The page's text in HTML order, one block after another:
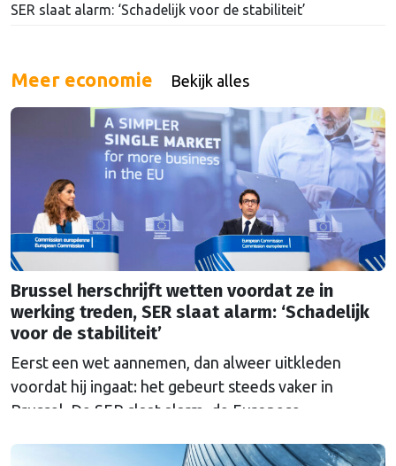
SER slaat alarm: ‘Schadelijk voor de stabiliteit’
Meer economie Bekijk alles
Brussel herschrijft wetten voordat ze in
werking treden, SER slaat alarm: ‘Schadelijk
voor de stabiliteit’
Eerst een wet aannemen, dan alweer uitkleden
voordat hij ingaat: het gebeurt steeds vaker in
Brussel. De SER slaat alarm, de Europese